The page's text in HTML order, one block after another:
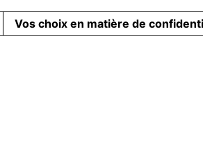
Vos choix en matière de